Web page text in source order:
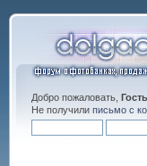
Добро пожаловать, Гость
Не получили письмо с